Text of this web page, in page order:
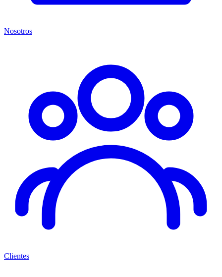
Nosotros
Clientes